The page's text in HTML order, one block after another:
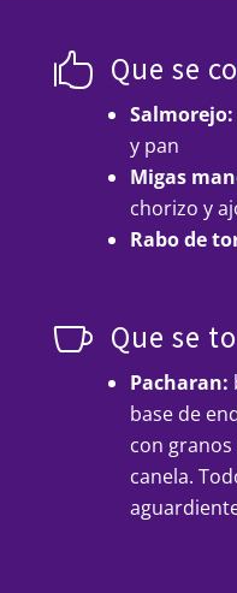
 Que se
Salmorejo:
y pan
Migas
chorizo y
Rabo de
 Que se
Pacharan:
base de
con
canela.